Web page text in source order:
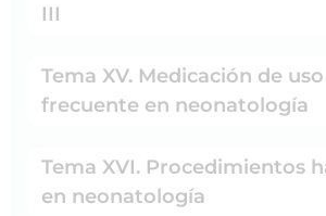
III
Tema XV. Medicación de uso
frecuente en neonatología
Tema XVI. Procedimientos
en neonatología